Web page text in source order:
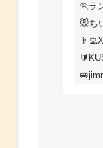
🏃ラ
🐭ち